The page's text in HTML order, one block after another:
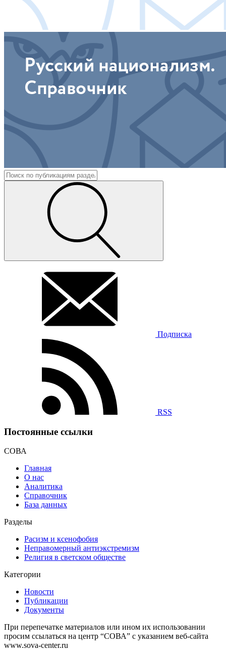
Подписка
RSS
Постоянные ссылки
СОВА
Главная
О нас
Аналитика
Справочник
База данных
Разделы
Расизм и ксенофобия
Неправомерный антиэкстремизм
Религия в светском обществе
Категории
Новости
Публикации
Документы
При перепечатке материалов или ином их использовании
просим ссылаться на центр “СОВА” с указанием веб-сайта
www.sova-center.ru